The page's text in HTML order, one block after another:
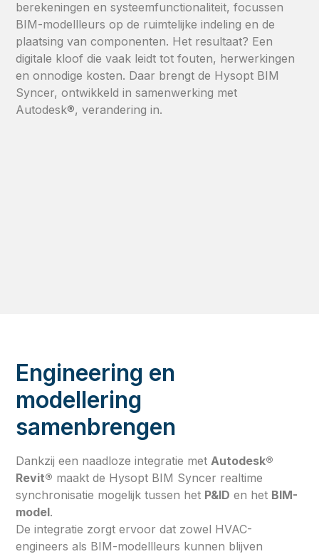
berekeningen en systeemfunctionaliteit, focussen
BIM-modellleurs op de ruimtelijke indeling en de
plaatsing van componenten. Het resultaat? Een
digitale kloof die vaak leidt tot fouten, herwerkingen
en onnodige kosten. Daar brengt de Hysopt BIM
Syncer, ontwikkeld in samenwerking met
Autodesk®, verandering in.
Engineering en
modellering
samenbrengen
Dankzij een naadloze integratie met Autodesk®
Revit® maakt de Hysopt BIM Syncer realtime
synchronisatie mogelijk tussen het P&ID en het BIM-
model.
De integratie zorgt ervoor dat zowel HVAC-
engineers als BIM-modellleurs kunnen blijven